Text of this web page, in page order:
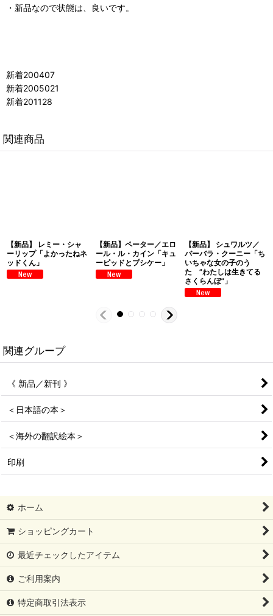
・新品なので状態は、良いです。
新着200407
新着2005021
新着201128
関連商品
【新品】 レミー・シャ
ーリップ「よかったねネ
ッドくん」
【新品】ペーター／エロ
ール・ル・カイン「キュ
ーピッドとプシケー」
【新品】 シュワルツ／
バーバラ・クーニー「ち
いちゃな女の子のう
た ”わたしは生きてる
さくらんぼ”」
関連グループ
《 新品／新刊 》
＜日本語の本＞
＜海外の翻訳絵本＞
印刷
ホーム
ショッピングカート
最近チェックしたアイテム
ご利用案内
特定商取引法表示